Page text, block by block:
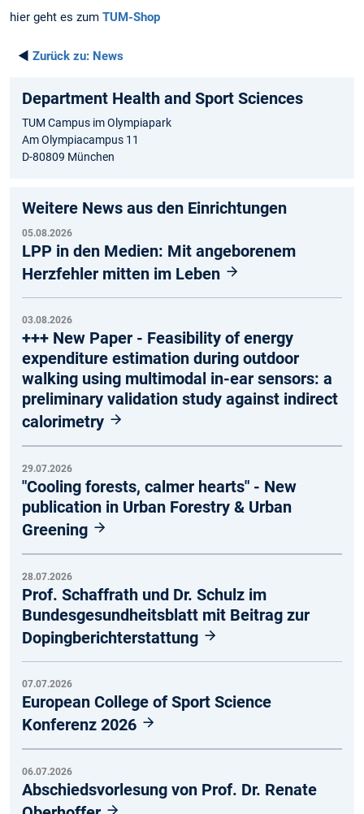
hier geht es zum TUM-Shop
◄ Zurück zu: News
Department Health and Sport Sciences
TUM Campus im Olympiapark
Am Olympiacampus 11
D-80809 München
Weitere News aus den Einrichtungen
05.08.2026
LPP in den Medien: Mit angeborenem
Herzfehler mitten im Leben
03.08.2026
+++ New Paper - Feasibility of energy
expenditure estimation during outdoor
walking using multimodal in-ear sensors: a
preliminary validation study against indirect
calorimetry
29.07.2026
"Cooling forests, calmer hearts" - New
publication in Urban Forestry & Urban
Greening
28.07.2026
Prof. Schaffrath und Dr. Schulz im
Bundesgesundheitsblatt mit Beitrag zur
Dopingberichterstattung
07.07.2026
European College of Sport Science
Konferenz 2026
06.07.2026
Abschiedsvorlesung von Prof. Dr. Renate